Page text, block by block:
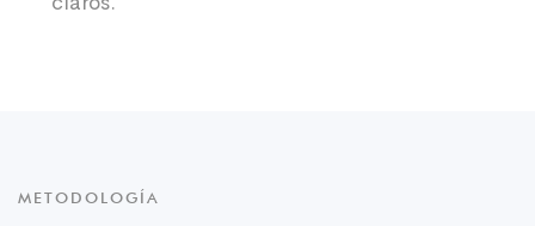
METODOLOGÍA